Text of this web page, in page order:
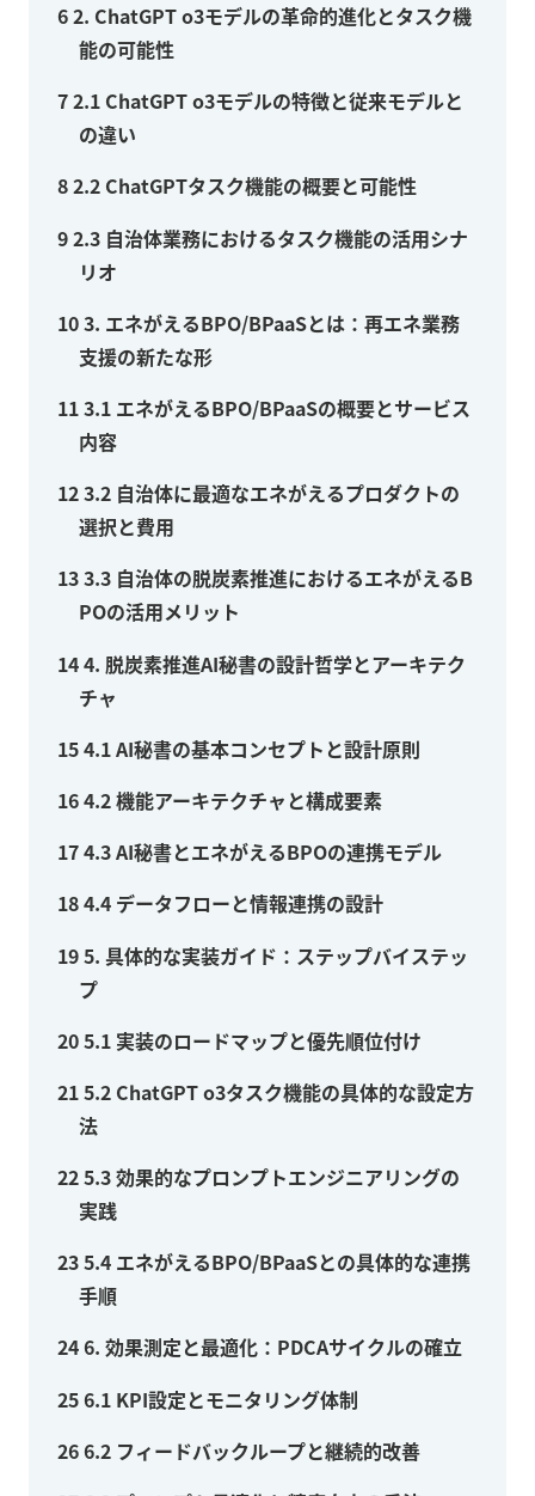
62. ChatGPT o3モデルの革命的進化とタスク機
能の可能性
72.1 ChatGPT o3モデルの特徴と従来モデルと
の違い
82.2 ChatGPTタスク機能の概要と可能性
92.3 自治体業務におけるタスク機能の活用シナ
リオ
103. エネがえるBPO/BPaaSとは：再エネ業務
支援の新たな形
113.1 エネがえるBPO/BPaaSの概要とサービス
内容
123.2 自治体に最適なエネがえるプロダクトの
選択と費用
133.3 自治体の脱炭素推進におけるエネがえるB
POの活用メリット
144. 脱炭素推進AI秘書の設計哲学とアーキテク
チャ
154.1 AI秘書の基本コンセプトと設計原則
164.2 機能アーキテクチャと構成要素
174.3 AI秘書とエネがえるBPOの連携モデル
184.4 データフローと情報連携の設計
195. 具体的な実装ガイド：ステップバイステッ
プ
205.1 実装のロードマップと優先順位付け
215.2 ChatGPT o3タスク機能の具体的な設定方
法
225.3 効果的なプロンプトエンジニアリングの
実践
235.4 エネがえるBPO/BPaaSとの具体的な連携
手順
246. 効果測定と最適化：PDCAサイクルの確立
256.1 KPI設定とモニタリング体制
266.2 フィードバックループと継続的改善